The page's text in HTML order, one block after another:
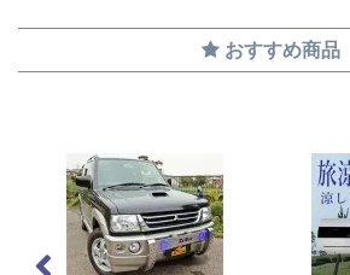
おすすめ商品